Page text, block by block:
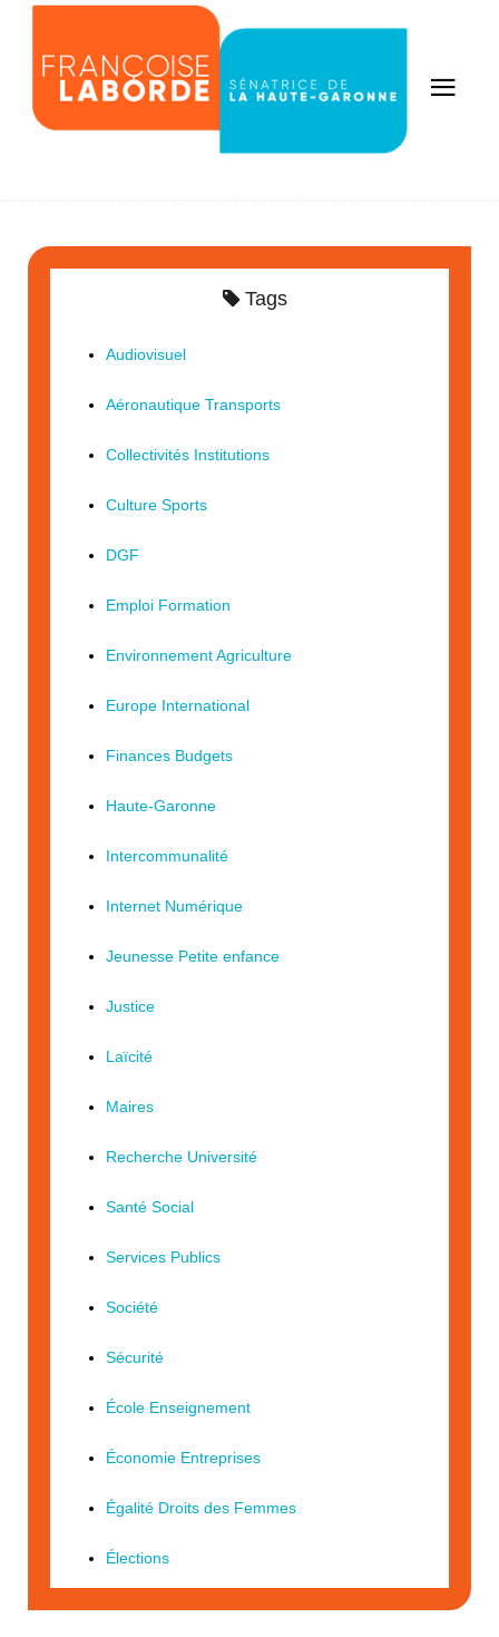
Tags
Audiovisuel
Aéronautique Transports
Collectivités Institutions
Culture Sports
DGF
Emploi Formation
Environnement Agriculture
Europe International
Finances Budgets
Haute-Garonne
Intercommunalité
Internet Numérique
Jeunesse Petite enfance
Justice
Laïcité
Maires
Recherche Université
Santé Social
Services Publics
Société
Sécurité
École Enseignement
Économie Entreprises
Égalité Droits des Femmes
Élections